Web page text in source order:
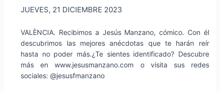
JUEVES, 21 DICIEMBRE 2023
VALÈNCIA. Recibimos a Jesús Manzano, cómico. Con él
descubrimos las mejores anécdotas que te harán reír
hasta no poder más.¿Te sientes identificado? Descubre
más en www.jesusmanzano.com o visita sus redes
sociales: @jesusfmanzano